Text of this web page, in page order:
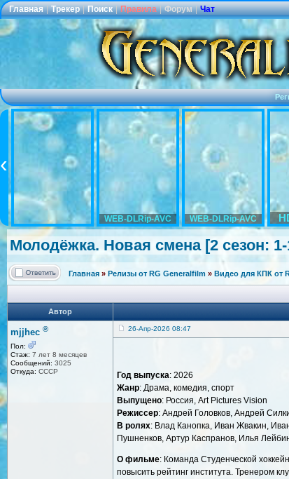
Главная | Трекер | Поиск | Правила | Форум | Чат
WEB-DLRip-AVC WEB-DLRip-AVC
Молодёжка. Новая смена [2 сезон:
Главная » Релизы от RG Generalfilm » Видео для КПК от
Автор
mjjhec ®
Пол:
Стаж: 7 лет 8 месяцев
Сообщений: 3025
Откуда: СССР
26-Апр-2026 08:47
Год выпуска: 2026
Жанр: Драма, комедия, спорт
Выпущено: Россия, Art Pictures Vision
Режиссер: Андрей Головков, Андрей
В ролях: Влад Канопка, Иван Жвакин,
Пушненков, Артур Каспранов, Илья
О фильме: Команда Студенческой
повысить рейтинг института. Тренером